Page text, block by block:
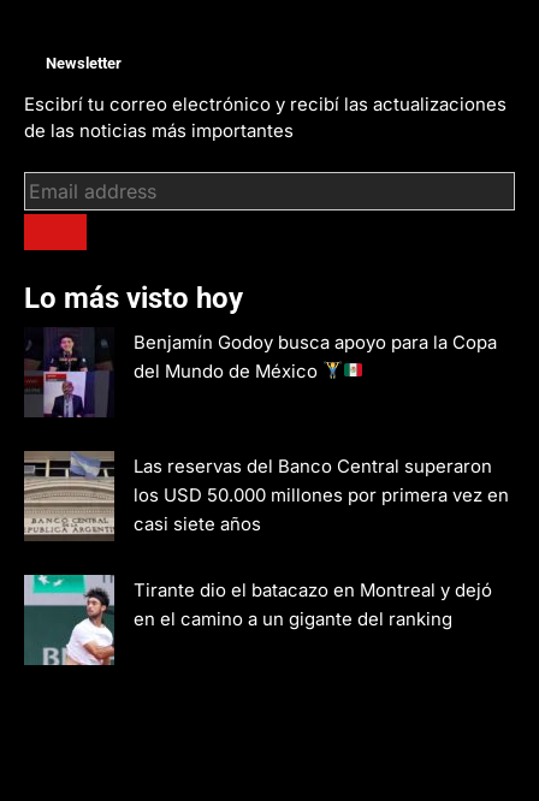
Newsletter
Escibrí tu correo electrónico y recibí las actualizaciones
de las noticias más importantes
Lo más visto hoy
Benjamín Godoy busca apoyo para la Copa
del Mundo de México
Las reservas del Banco Central superaron
los USD 50.000 millones por primera vez en
casi siete años
Tirante dio el batacazo en Montreal y dejó
en el camino a un gigante del ranking